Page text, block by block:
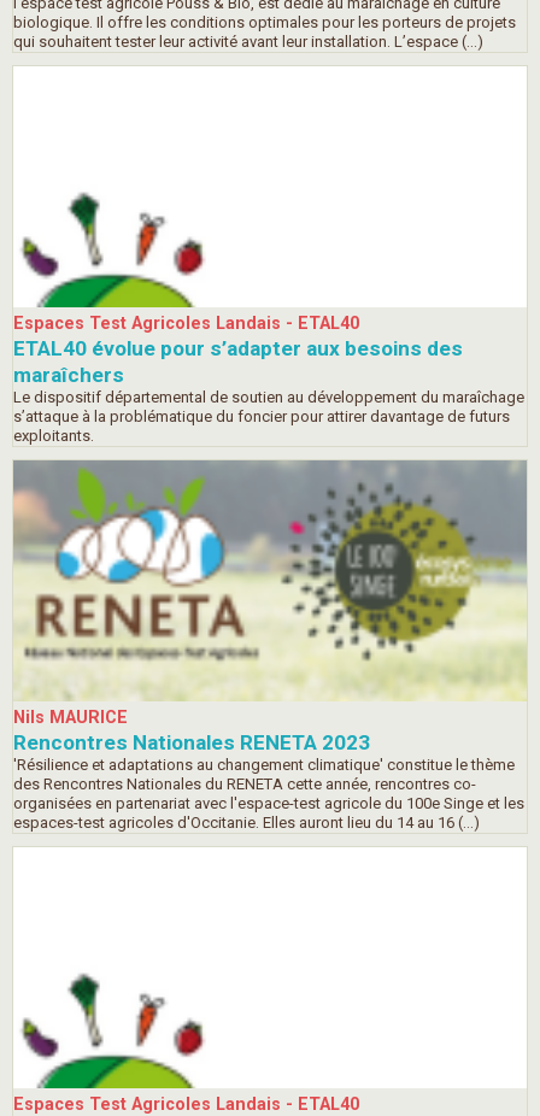
biologique. Il offre les conditions optimales pour les porteurs de projets
qui souhaitent tester leur activité avant leur installation. L’espace (…)
Espaces Test Agricoles Landais - ETAL40
ETAL40 évolue pour s’adapter aux besoins des
maraîchers
Le dispositif départemental de soutien au développement du maraîchage
s’attaque à la problématique du foncier pour attirer davantage de futurs
exploitants.
Nils MAURICE
Rencontres Nationales RENETA 2023
'Résilience et adaptations au changement climatique' constitue le thème
des Rencontres Nationales du RENETA cette année, rencontres co-
organisées en partenariat avec l'espace-test agricole du 100e Singe et les
espaces-test agricoles d'Occitanie. Elles auront lieu du 14 au 16 (…)
Espaces Test Agricoles Landais - ETAL40